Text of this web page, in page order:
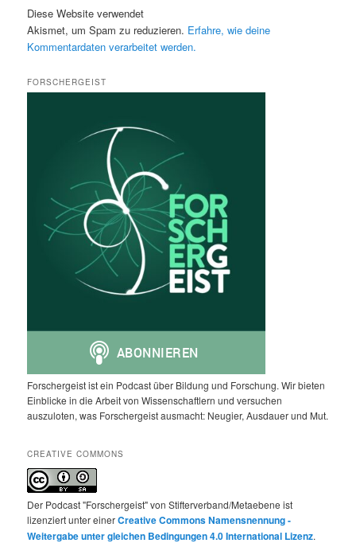
Diese Website verwendet
Akismet, um Spam zu reduzieren. Erfahre, wie deine
Kommentardaten verarbeitet werden.
FORSCHERGEIST
Forschergeist ist ein Podcast über Bildung und Forschung. Wir bieten
Einblicke in die Arbeit von Wissenschaftlern und versuchen
auszuloten, was Forschergeist ausmacht: Neugier, Ausdauer und Mut.
CREATIVE COMMONS
Der Podcast "Forschergeist" von Stifterverband/Metaebene ist
lizenziert unter einerCreative Commons Namensnennung -
Weitergabe unter gleichen Bedingungen 4.0 International Lizenz.